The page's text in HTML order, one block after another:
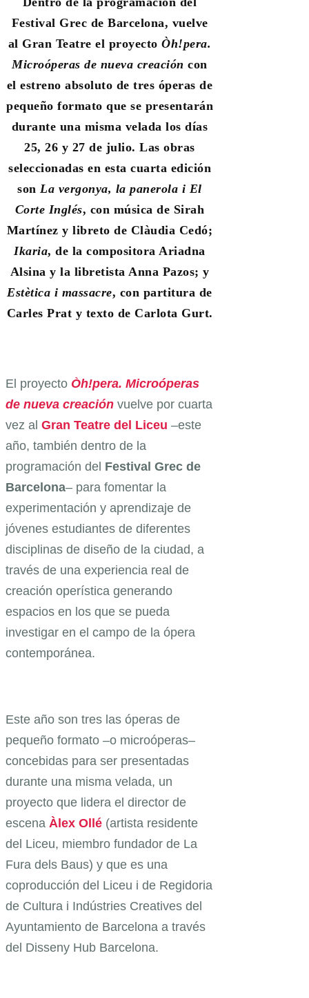
Festival Grec de Barcelona, vuelve
al Gran Teatre el proyectoÒh!pera.
Microóperas de nueva creación con
el estreno absoluto de tres óperas de
pequeño formato que se presentarán
durante una misma velada los días
25, 26 y 27 de julio. Las obras
seleccionadas en esta cuarta edición
son La vergonya, la panerola i El
Corte Inglés, con música de Sirah
Martínez y libreto de Clàudia Cedó;
Ikaria, de la compositora Ariadna
Alsina y la libretista Anna Pazos; y
Estètica i massacre, con partitura de
Carles Prat y texto de Carlota Gurt.
El proyecto Òh!pera. Microóperas
de nueva creación vuelve por cuarta
vez al Gran Teatre del Liceu –este
año, también dentro de la
programación del Festival Grec de
Barcelona– para fomentar la
experimentación y aprendizaje de
jóvenes estudiantes de diferentes
disciplinas de diseño de la ciudad, a
través de una experiencia real de
creación operística generando
espacios en los que se pueda
investigar en el campo de la ópera
contemporánea.
Este año son tres las óperas de
pequeño formato –o microóperas–
concebidas para ser presentadas
durante una misma velada, un
proyecto que lidera el director de
escena Àlex Ollé (artista residente
del Liceu, miembro fundador de La
Fura dels Baus) y que es una
coproducción del Liceu i de Regidoria
de Cultura i Indústries Creatives del
Ayuntamiento de Barcelona a través
del Disseny Hub Barcelona.